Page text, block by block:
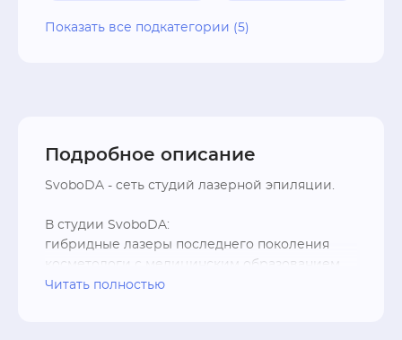
Студии эпиляции Эпиляция бикини
Показать все подкатегории (5)
Подробное описание
SvoboDA - cеть студий лазерной эпиляции.
В студии SvoboDA:
гибридные лазеры последнего поколения
косметологи с медицинским образованием
гарантия результата
Читать полностью